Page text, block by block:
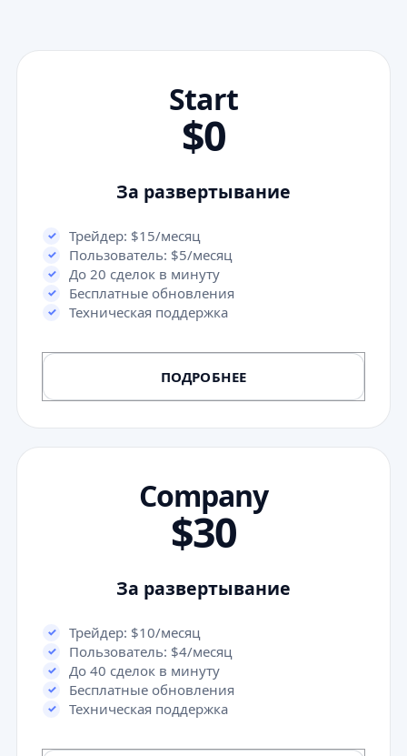
Start
$0
За развертывание
Трейдер: $15/месяц
Пользователь: $5/месяц
До 20 сделок в минуту
Бесплатные обновления
Техническая поддержка
ПОДРОБНЕЕ
Company
$30
За развертывание
Трейдер: $10/месяц
Пользователь: $4/месяц
До 40 сделок в минуту
Бесплатные обновления
Техническая поддержка